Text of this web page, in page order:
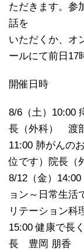
ただきます。参
話を
いただくか、オ
ールにて前日17
開催日
8/6（土）10:00
長（外科） 渡
11:00 肺がんの
位です）院長
8/12（金）
ョン～日常生
リテーション
15:00 健康で長
長 豊岡 朋香